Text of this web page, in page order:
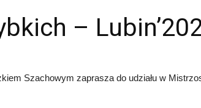
–
Szachowym zaprasza do udziału w